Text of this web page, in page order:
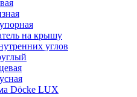
на крышу
углов
Döcke LUX